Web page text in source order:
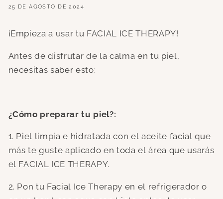
25 DE AGOSTO DE 2024
¡Empieza a usar tu FACIAL ICE THERAPY!
Antes de disfrutar de la calma en tu piel,
necesitas saber esto:
¿Cómo preparar tu piel?:
1. Piel limpia e hidratada con el aceite facial que
más te guste aplicado en toda el área que usarás
el FACIAL ICE THERAPY.
2. Pon tu Facial Ice Therapy en el refrigerador o